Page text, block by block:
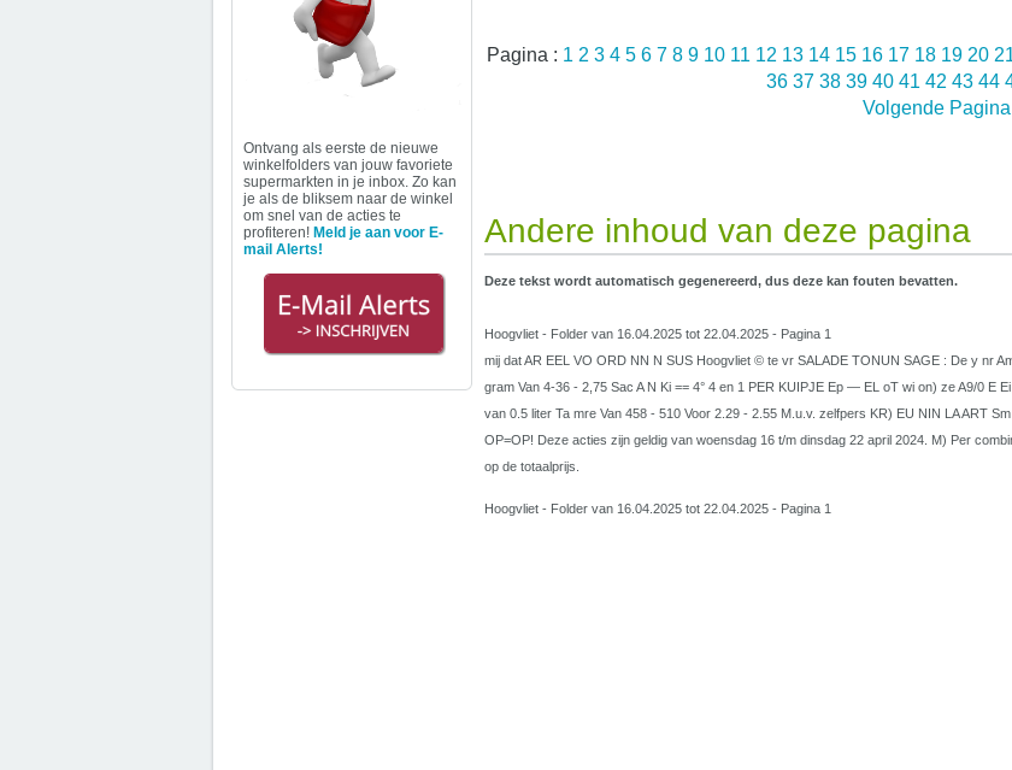
Pagina : 1 2 3 4 5 6 7 8 9 10 11 12 13 14 15 16 17 18 19 20
36 37 38 39 40 41 42 43 44
Volgende Pagina
Andere inhoud van deze pagina
Deze tekst wordt automatisch gegenereerd, dus deze kan fouten bevatten.
Hoogvliet - Folder van 16.04.2025 tot 22.04.2025 - Pagina 1
mij dat AR EEL VO ORD NN N SUS Hoogvliet © te vr SALADE TONUN SAGE : De y nr
gram Van 4-36 - 2,75 Sac A N Ki == 4° 4 en 1 PER KUIPJE Ep — EL oT wi on) ze A9/0 E
van 0.5 liter Ta mre Van 458 - 510 Voor 2.29 - 2.55 M.u.v. zelfpers KR) EU NIN LA ART
OP=OP! Deze acties zijn geldig van woensdag 16 t/m dinsdag 22 april 2024. M) Per
op de totaalprijs.
Hoogvliet - Folder van 16.04.2025 tot 22.04.2025 - Pagina 1
Ontvang als eerste de nieuwe
winkelfolders van jouw favoriete
supermarkten in je inbox. Zo kan
je als de bliksem naar de winkel
om snel van de acties te
profiteren! Meld je aan voor E-
mail Alerts!